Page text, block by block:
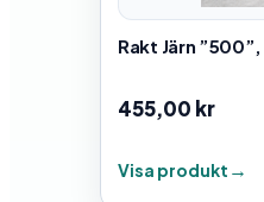
Rakt Järn
455,00 kr
Visa produkt